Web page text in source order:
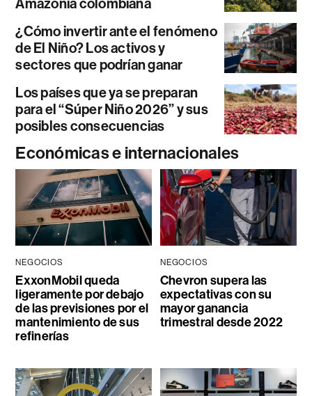
Amazonía colombiana
¿Cómo invertir ante el fenómeno
de El Niño? Los activos y
sectores que podrían ganar
Los países que ya se preparan
para el “Súper Niño 2026” y sus
posibles consecuencias
Económicas e internacionales
NEGOCIOS
ExxonMobil queda
ligeramente por debajo
de las previsiones por el
mantenimiento de sus
refinerías
NEGOCIOS
Chevron supera las
expectativas con su
mayor ganancia
trimestral desde 2022